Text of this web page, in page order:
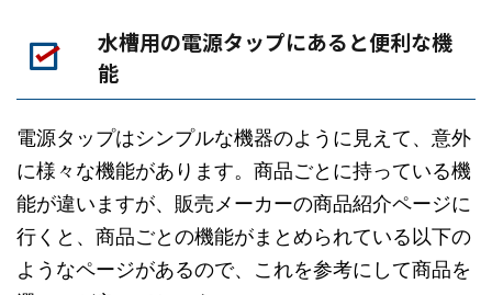
水槽用の電源タップにあると便利な機
能
電源タップはシンプルな機器のように見えて、意外
に様々な機能があります。商品ごとに持っている機
能が違いますが、販売メーカーの商品紹介ページに
行くと、商品ごとの機能がまとめられている以下の
ようなページがあるので、これを参考にして商品を